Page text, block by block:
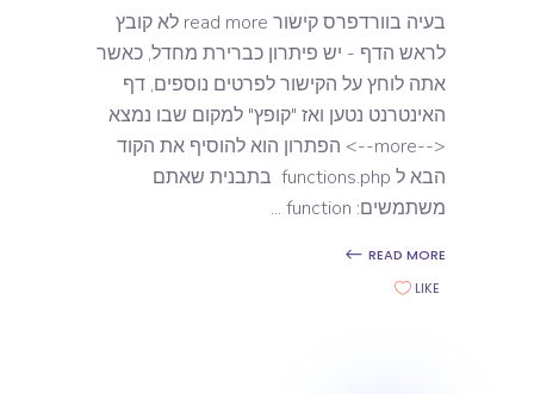
בעיה בוורדפרס קישור read more לא קובץ
לראש הדף - יש פיתרון כברירת מחדל, כאשר
אתה לוחץ על הקישור לפרטים נוספים, דף
האינטרנט נטען ואז "קופץ" למקום שבו נמצא
<--more--> הפתרון הוא להוסיף את הקוד
הבא ל functions.php בתבנית שאתם
משתמשים: function
READ MORE
LIKE